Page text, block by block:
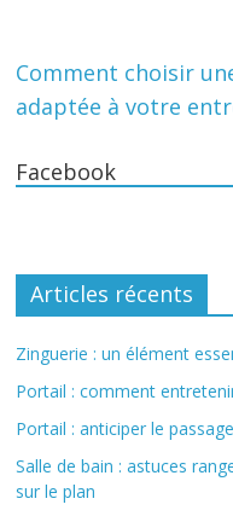
Comment choisir
adaptée à votre
Facebook
Articles récents
Zinguerie : un élément
Portail : comment
Portail : anticiper le
Salle de bain : astuces
sur le plan